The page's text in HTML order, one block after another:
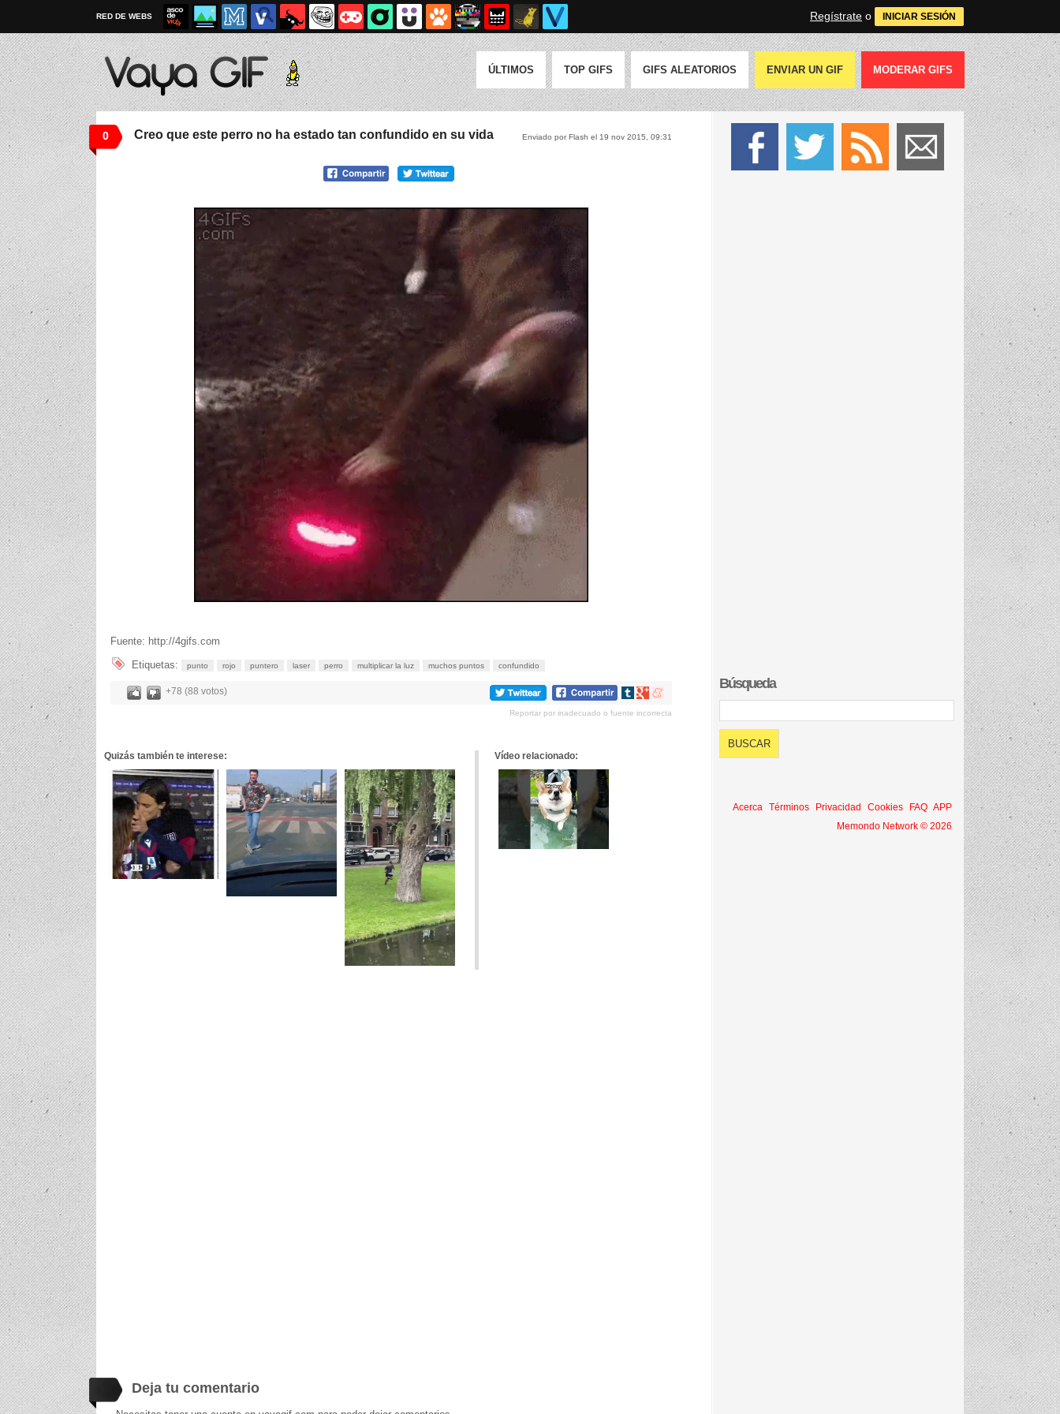
RED DE WEBS Regístrate o INICIAR SESIÓN
ÚLTIMOS TOP GIFS GIFS ALEATORIOS ENVIAR UN GIF MODERAR GIFS
0 Enviado por Flash el 19 nov 2015, 09:31
Creo que este perro no ha estado tan confundido en su vida
Fuente: http://4gifs.com
Etiquetas:
punto rojo puntero laser perro multiplicar la luz muchos puntos confundido
+78 (88 votos)
Compartir
tumblr
Compartir
Google+
Compartir
meneame
Reportar por inadecuado o fuente incorrecta
Quizás también te interese: Vídeo relacionado:
Deja tu comentario
Búsqueda
Acerca Términos Privacidad Cookies FAQ APP
Memondo Network © 2026